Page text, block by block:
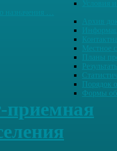
Архив
Местное
Планы
Порядок
Формы
приемная